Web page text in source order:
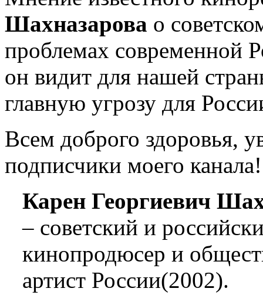
Шахназарова о
проблемах современной
он видит для нашей
главную угрозу для
Всем доброго здоровья,
подписчики моего канала!
Карен Георгиевич
– советский и
кинопродюсер и
артист России(2002).